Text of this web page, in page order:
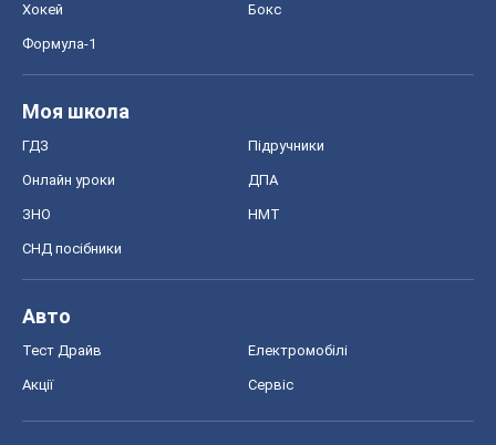
Хокей Бокс
Формула-1
Моя школа
ГДЗ Підручники
Онлайн уроки ДПА
ЗНО НМТ
СНД посібники
Авто
Тест Драйв Електромобілі
Акції Сервіс